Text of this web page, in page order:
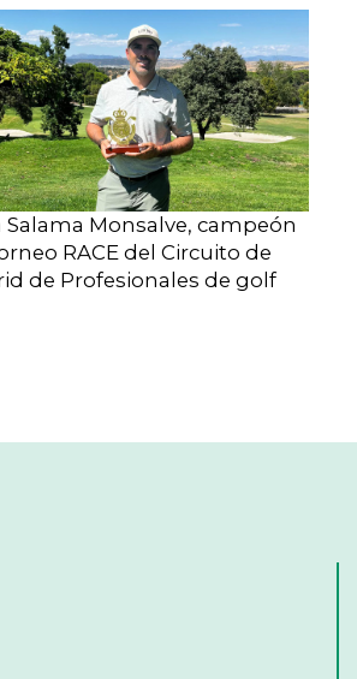
Salama Monsalve, campeón
RACE del Circuito de
de Profesionales de golf